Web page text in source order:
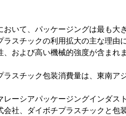
いて、パッケージングは最も大
スチックの利用拡大の主な理由
および高い機械的強度が含まれま
ラスチック包装消費量は、東南
ーシアパッケージングインダス
社、ダイボチプラスチックと包